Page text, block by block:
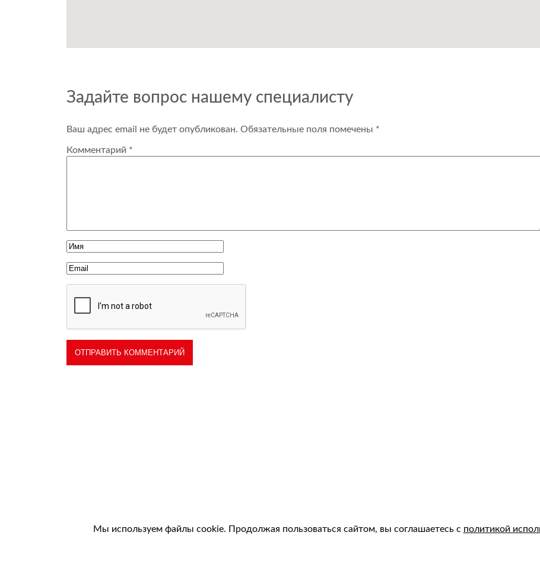
Задайте вопрос нашему специалисту
Ваш адрес email не будет опубликован. Обязательные поля помечены *
Комментарий *